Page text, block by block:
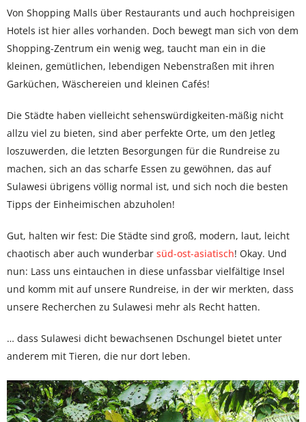
Von Shopping Malls über Restaurants und auch hochpreisigen
Hotels ist hier alles vorhanden. Doch bewegt man sich von dem
Shopping-Zentrum ein wenig weg, taucht man ein in die
kleinen, gemütlichen, lebendigen Nebenstraßen mit ihren
Garküchen, Wäschereien und kleinen Cafés!
Die Städte haben vielleicht sehenswürdigkeiten-mäßig nicht
allzu viel zu bieten, sind aber perfekte Orte, um den Jetleg
loszuwerden, die letzten Besorgungen für die Rundreise zu
machen, sich an das scharfe Essen zu gewöhnen, das auf
Sulawesi übrigens völlig normal ist, und sich noch die besten
Tipps der Einheimischen abzuholen!
Gut, halten wir fest: Die Städte sind groß, modern, laut, leicht
chaotisch aber auch wunderbar süd-ost-asiatisch! Okay. Und
nun: Lass uns eintauchen in diese unfassbar vielfältige Insel
und komm mit auf unsere Rundreise, in der wir merkten, dass
unsere Recherchen zu Sulawesi mehr als Recht hatten.
… dass Sulawesi dicht bewachsenen Dschungel bietet unter
anderem mit Tieren, die nur dort leben.